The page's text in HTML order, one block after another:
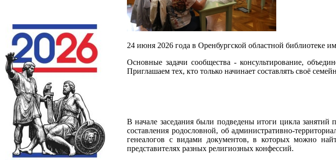
24 июня 2026 года в Оренбургской областной библиотеке
Основные задачи сообщества - консультирование,
Приглашаем тех, кто только начинает составлять своё
В начале заседания были подведены итоги цикла занятий
составления родословной, об административно-
генеалогов с видами документов, в которых можно
представителях разных религиозных конфессий.